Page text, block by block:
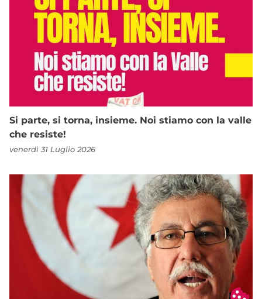
Si parte, si torna, insieme. Noi stiamo con la valle
che resiste!
venerdì 31 Luglio 2026